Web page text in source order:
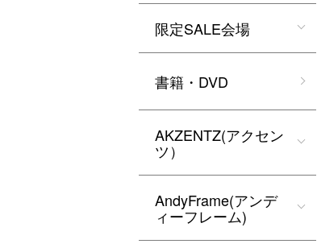
限定SALE会場
書籍・DVD
AKZENTZ(アクセン
ツ）
AndyFrame(アンデ
ィーフレーム)